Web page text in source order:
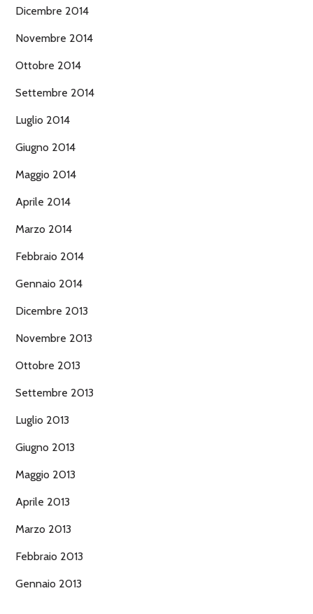
Dicembre 2014
Novembre 2014
Ottobre 2014
Settembre 2014
Luglio 2014
Giugno 2014
Maggio 2014
Aprile 2014
Marzo 2014
Febbraio 2014
Gennaio 2014
Dicembre 2013
Novembre 2013
Ottobre 2013
Settembre 2013
Luglio 2013
Giugno 2013
Maggio 2013
Aprile 2013
Marzo 2013
Febbraio 2013
Gennaio 2013